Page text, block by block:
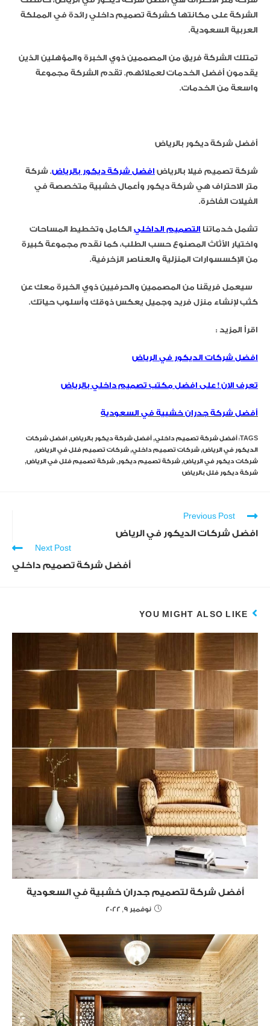
الشركة على مكانتها كشركة تصميم داخلي رائدة في المملكة
العربية السعودية.
تمتلك الشركة فريق من المصممين ذوي الخبرة والمؤهلين الذين
يقدمون أفضل الخدمات لعملائهم. تقدم الشركة مجموعة
واسعة من الخدمات.
أفضل شركة ديكور بالرياض
شركة تصميم فيلا بالرياض افضل شركة ديكور بالرياض. شركة
متر الاحتراف هي شركة ديكور وأعمال خشبية متخصصة في
الفيلات الفاخرة.
تشمل خدماتنا التصميم الداخلي الكامل وتخطيط المساحات
واختيار الأثاث المصنوع حسب الطلب، كما نقدم مجموعة كبيرة
من الإكسسوارات المنزلية والعناصر الزخرفية.
سيعمل فريقنا من المصممين والحرفيين ذوي الخبرة معك عن
كثب لإنشاء منزل فريد وجميل يعكس ذوقك وأسلوب حياتك.
اقرأ المزيد :
افضل شركات الديكور في الرياض
تعرف الان ! على افضل مكتب تصميم داخلي بالرياض
أفضل شركة جدران خشبية في السعودية
TAGS: أفضل شركة تصميم داخلي, أفضل شركة ديكور بالرياض,افضل شركات
الديكور في الرياض,شركات تصميم داخلي,شركات تصميم فلل في الرياض,
شركات ديكور في الرياض,شركة تصميم ديكور,شركة تصميم فلل في الرياض,
شركة ديكور فلل بالرياض
Previous Post
افضل شركات الديكور في الرياض
Next Post
أفضل شركة تصميم داخلي
YOU MIGHT ALSO LIKE
أفضل شركة لتصميم جدران خشبية في السعودية
نوفمبر 9, 2022